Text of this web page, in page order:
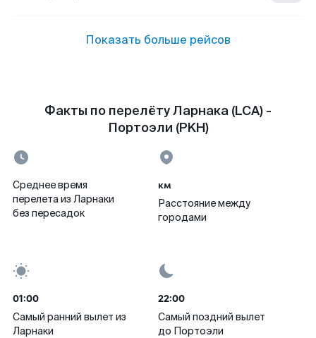
Показать больше рейсов
Факты по перелёту Ларнака (LCA) -
Портоэли (PKH)
Среднее время
перелета из Ларнаки
без пересадок
км
Расстояние между
городами
01:00
Самый ранний вылет из
Ларнаки
22:00
Самый поздний вылет
до Портоэли